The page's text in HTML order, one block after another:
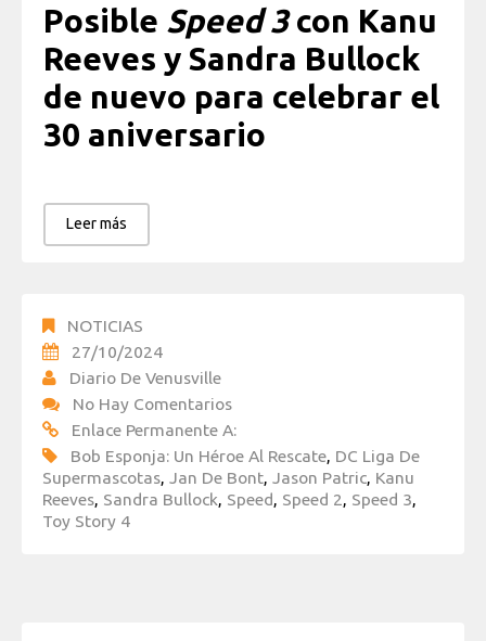
Posible Speed 3con Kanu
Reeves y Sandra Bullock
de nuevo para celebrar el
30 aniversario
Leer más
NOTICIAS
27/10/2024
Diario De Venusville
No Hay Comentarios
Enlace Permanente A:
Bob Esponja: Un Héroe Al Rescate, DC Liga De
Supermascotas, Jan De Bont, Jason Patric, Kanu
Reeves, Sandra Bullock, Speed, Speed 2, Speed 3,
Toy Story 4